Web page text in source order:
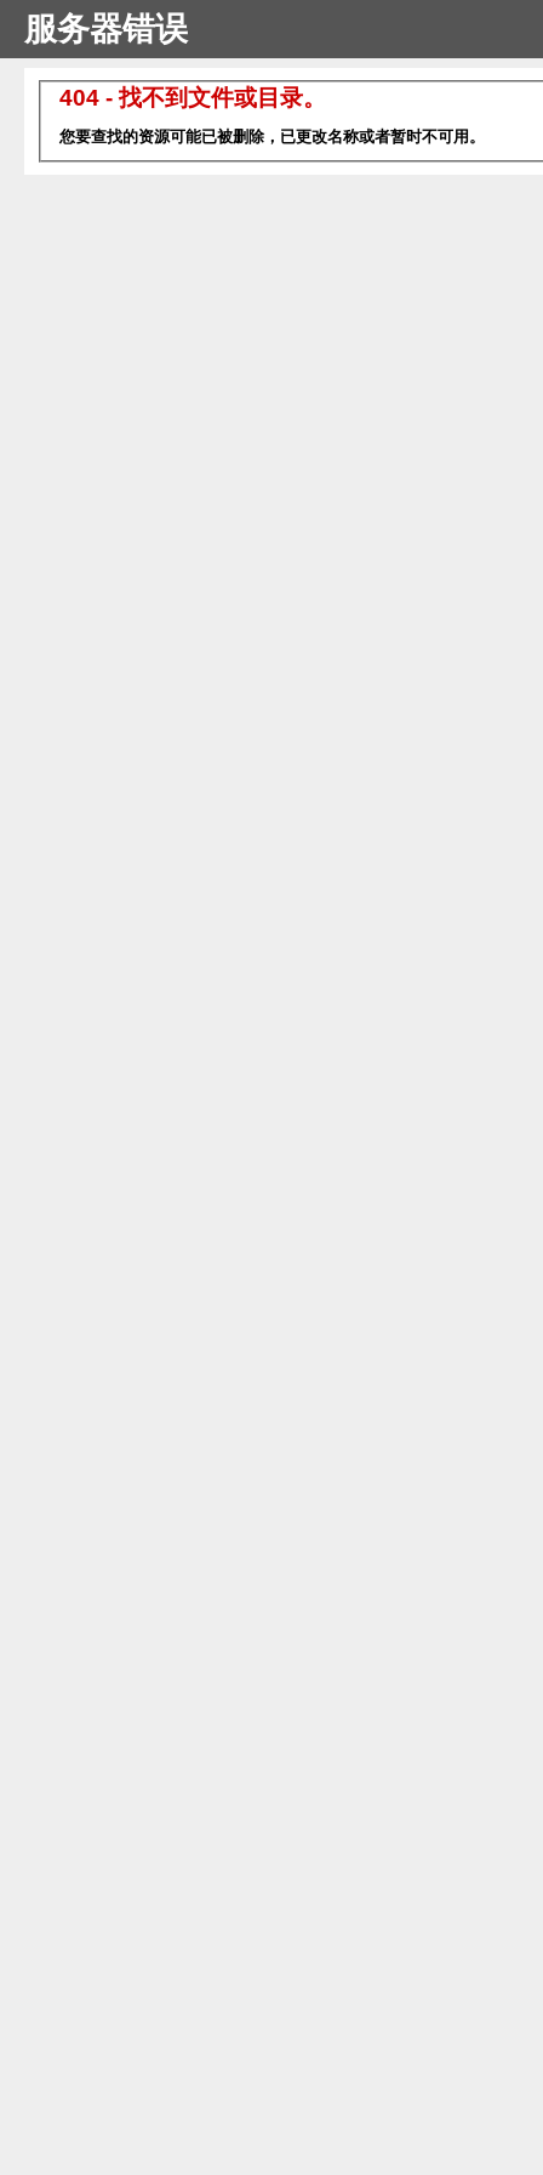
服务器错误
404 - 找不到文件或目录。
您要查找的资源可能已被删除，已更改名称或者暂时不可用。